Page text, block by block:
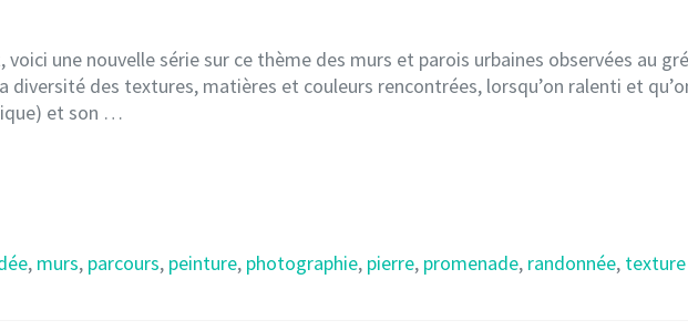
une nouvelle série sur ce thème des murs et parois urbaines observées au
diversité des textures, matières et couleurs rencontrées, lorsqu’on ralenti et
et son …
, murs, parcours, peinture, photographie, pierre, promenade, randonnée, texture